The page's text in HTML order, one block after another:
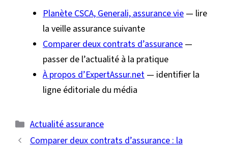
Planète CSCA, Generali, assurance vie — lire
la veille assurance suivante
Comparer deux contrats d’assurance —
passer de l’actualité à la pratique
À propos d’ExpertAssur.net — identifier la
ligne éditoriale du média
Catégories
Actualité assurance
Comparer deux contrats d’assurance : la